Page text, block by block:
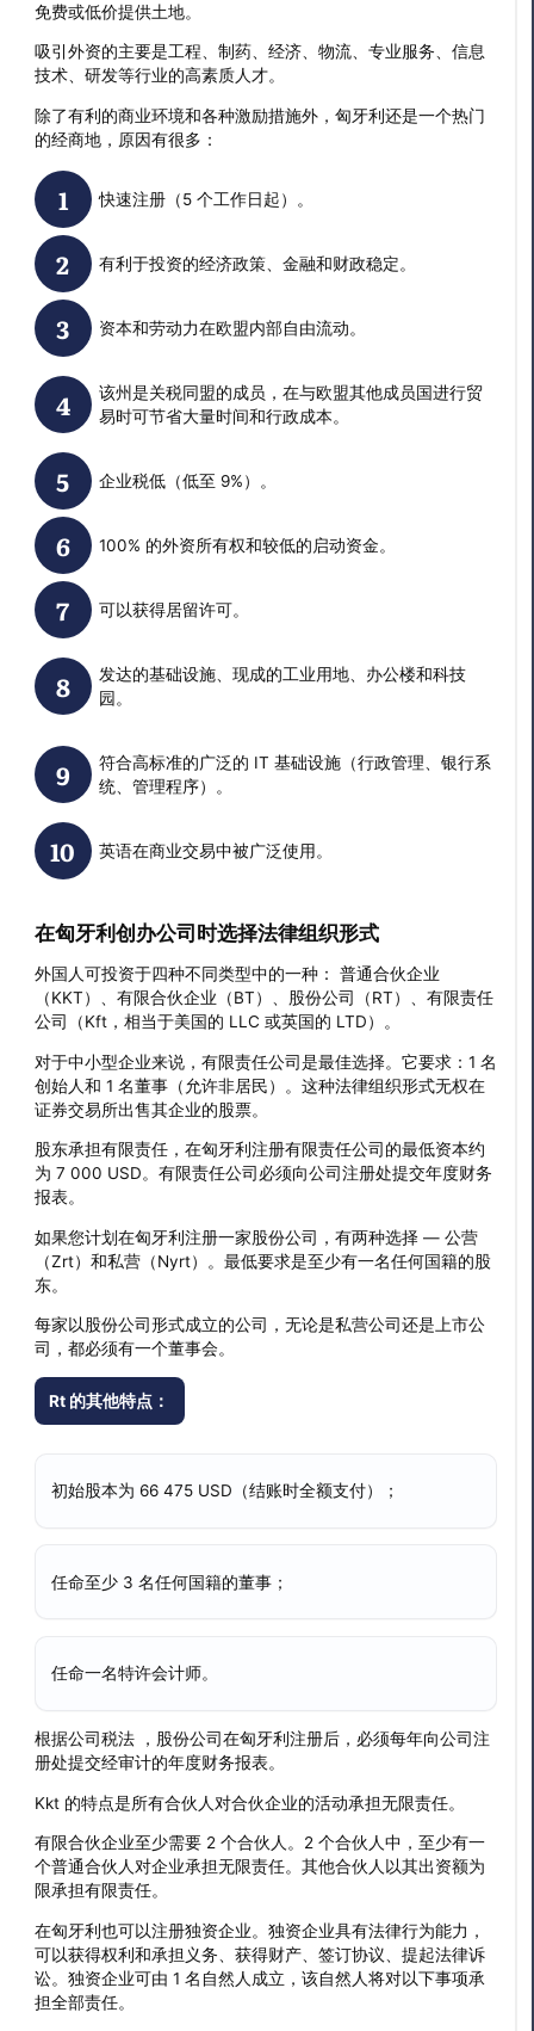
免费或低价提供土地。
吸引外资的主要是工程、制药、经济、物流、专业服务、信息
技术、研发等行业的高素质人才。
除了有利的商业环境和各种激励措施外，匈牙利还是一个热门
的经商地，原因有很多：
快速注册（5 个工作日起）。
有利于投资的经济政策、金融和财政稳定。
资本和劳动力在欧盟内部自由流动。
该州是关税同盟的成员，在与欧盟其他成员国进行贸
易时可节省大量时间和行政成本。
企业税低（低至 9%）。
100% 的外资所有权和较低的启动资金。
可以获得居留许可。
发达的基础设施、现成的工业用地、办公楼和科技
园。
符合高标准的广泛的 IT 基础设施（行政管理、银行系
统、管理程序）。
英语在商业交易中被广泛使用。
在匈牙利创办公司时选择法律组织形式
外国人可投资于四种不同类型中的一种： 普通合伙企业
（KKT）、有限合伙企业（BT）、股份公司（RT）、有限责任
公司（Kft，相当于美国的 LLC 或英国的 LTD）。
对于中小型企业来说，有限责任公司是最佳选择。它要求：1 名
创始人和 1 名董事（允许非居民）。这种法律组织形式无权在
证券交易所出售其企业的股票。
股东承担有限责任，在匈牙利注册有限责任公司的最低资本约
为 7 000 USD。有限责任公司必须向公司注册处提交年度财务
报表。
如果您计划在匈牙利注册一家股份公司，有两种选择 — 公营
（Zrt）和私营（Nyrt）。最低要求是至少有一名任何国籍的股
东。
每家以股份公司形式成立的公司，无论是私营公司还是上市公
司，都必须有一个董事会。
Rt 的其他特点：
初始股本为 66 475 USD（结账时全额支付）；
任命至少 3 名任何国籍的董事；
任命一名特许会计师。
根据公司税法 ，股份公司在匈牙利注册后，必须每年向公司注
册处提交经审计的年度财务报表。
Kkt 的特点是所有合伙人对合伙企业的活动承担无限责任。
有限合伙企业至少需要 2 个合伙人。2 个合伙人中，至少有一
个普通合伙人对企业承担无限责任。其他合伙人以其出资额为
限承担有限责任。
在匈牙利也可以注册独资企业。独资企业具有法律行为能力，
可以获得权利和承担义务、获得财产、签订协议、提起法律诉
讼。独资企业可由 1 名自然人成立，该自然人将对以下事项承
担全部责任。